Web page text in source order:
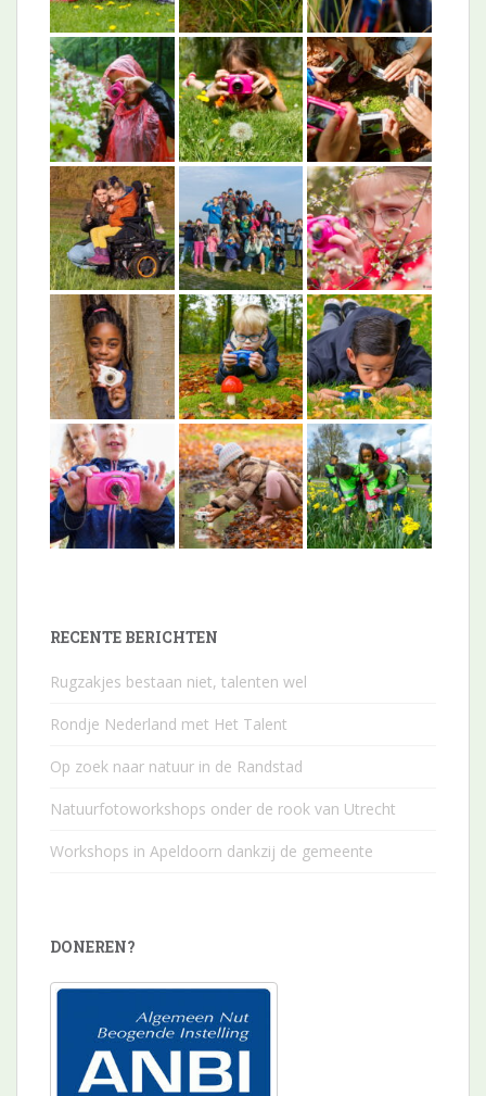
RECENTE BERICHTEN
Rugzakjes bestaan niet, talenten wel
Rondje Nederland met Het Talent
Op zoek naar natuur in de Randstad
Natuurfotoworkshops onder de rook van Utrecht
Workshops in Apeldoorn dankzij de gemeente
DONEREN?